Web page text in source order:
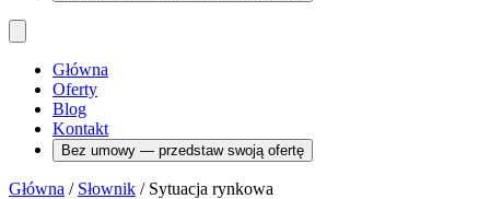
Główna
Oferty
Blog
Kontakt
Bez umowy — przedstaw swoją ofertę
Główna / Słownik / Sytuacja rynkowa